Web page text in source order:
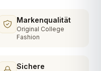
Markenqualität
Original College
Fashion
Sichere